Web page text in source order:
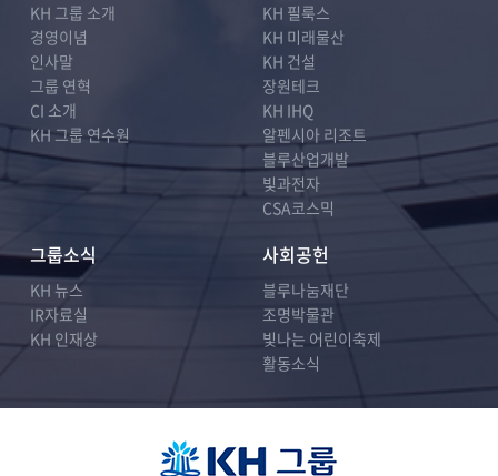
KH 그룹 소개
경영이념
인사말
그룹 연혁
CI 소개
KH 그룹 연수원
KH 필룩스
KH 미래물산
KH 건설
장원테크
KH IHQ
알펜시아 리조트
블루산업개발
빛과전자
CSA코스믹
그룹소식
KH 뉴스
IR자료실
KH 인재상
사회공헌
블루나눔재단
조명박물관
빛나는 어린이축제
활동소식